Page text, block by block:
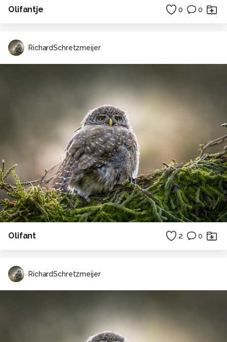
Olifantje 0 0
RichardSchretzmeijer
Olifant 2 0
RichardSchretzmeijer